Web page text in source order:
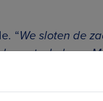
“We sloten de
te helpen.
mij.
”
red.):